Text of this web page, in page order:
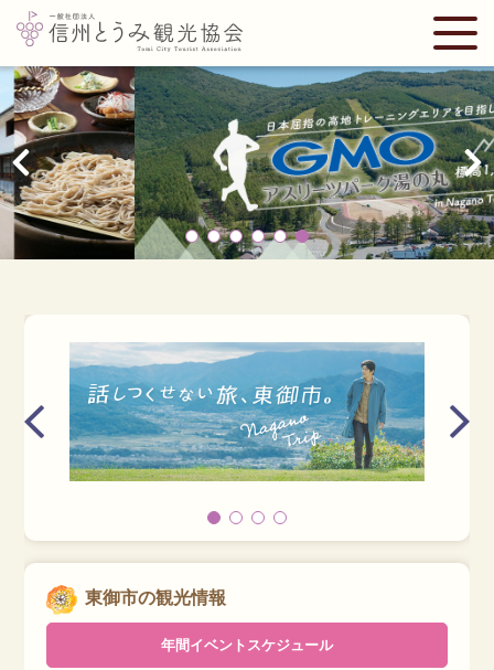
東御市の観光情報
年間イベントスケジュール